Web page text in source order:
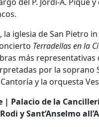
la iglesia de San Pietro
Terradellas en la
más
por la soprano
y la orquesta
| Palacio de la
y Sant’Anselmo